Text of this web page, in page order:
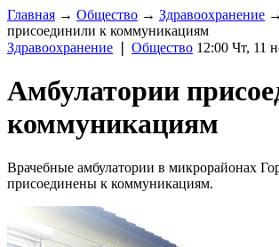
Главная → Общество → Здравоохранение →
присоединили к коммуникациям
Здравоохранение
Общество 12:00 Чт, 11
Амбулатории
коммуникациям
Врачебные амбулатории в микрорайонах
присоединены к коммуникациям.